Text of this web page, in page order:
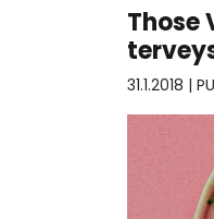
Those
31.1.2018 |